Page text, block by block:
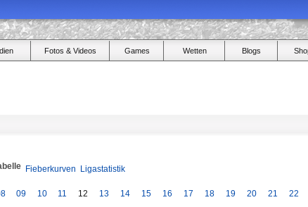
Fotos & Videos Games Wetten Blogs
Fieberkurven Ligastatistik
09 10 11 12 13 14 15 16 17 18 19 20 21 22